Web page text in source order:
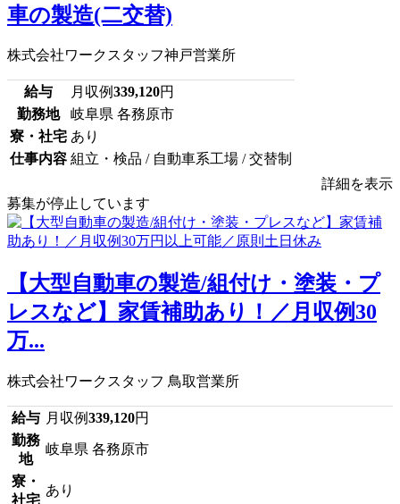
車の製造(二交替)
株式会社ワークスタッフ神戸営業所
給与 月収例339,120円
勤務地
岐阜県 各務原市
寮・社宅 あり
仕事内容 組立・検品 / 自動車系工場 / 交替制
詳細を表示
募集が停止しています
【大型自動車の製造/組付け・塗装・プ
レスなど】家賃補助あり！／月収例30
万...
株式会社ワークスタッフ 鳥取営業所
給与 月収例339,120円
勤務
地
岐阜県 各務原市
寮・
社宅
あり